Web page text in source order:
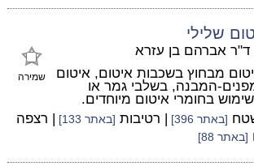
שלילי
שמירה
ד"ר אברהם בן עזרא
מבחוץ בשכבות איטום, איטום
המבנה, בשלבי גמר או
בחומרי איטום מיוחדים.
[באתר 396] | רטיבות [באתר 133] | רצפה
[באתר 88]